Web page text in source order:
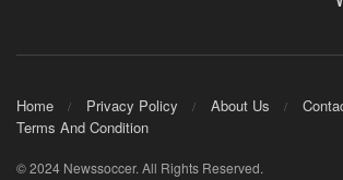
Home Privacy Policy About Us
Terms And Condition
© 2024 Newssoccer. All Rights Reserved.